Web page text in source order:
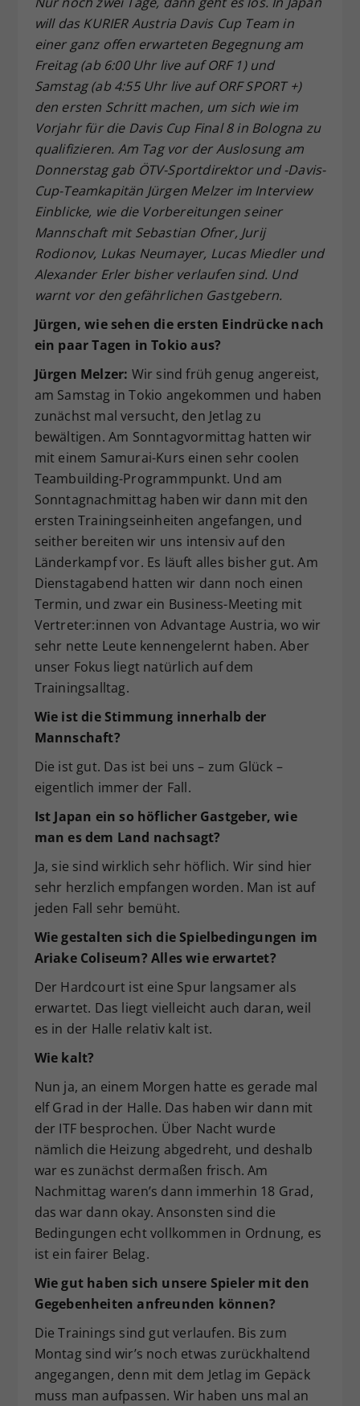
will das KURIER Austria Davis Cup Team in
einer ganz offen erwarteten Begegnung am
Freitag (ab 6:00 Uhr live auf ORF 1) und
Samstag (ab 4:55 Uhr live auf ORF SPORT +)
den ersten Schritt machen, um sich wie im
Vorjahr für die Davis Cup Final 8 in Bologna zu
qualifizieren. Am Tag vor der Auslosung am
Donnerstag gab ÖTV-Sportdirektor und -Davis-
Cup-Teamkapitän Jürgen Melzer im Interview
Einblicke, wie die Vorbereitungen seiner
Mannschaft mit Sebastian Ofner, Jurij
Rodionov, Lukas Neumayer, Lucas Miedler und
Alexander Erler bisher verlaufen sind. Und
warnt vor den gefährlichen Gastgebern.
Jürgen, wie sehen die ersten Eindrücke nach
ein paar Tagen in Tokio aus?
Jürgen Melzer: Wir sind früh genug angereist,
am Samstag in Tokio angekommen und haben
zunächst mal versucht, den Jetlag zu
bewältigen. Am Sonntagvormittag hatten wir
mit einem Samurai-Kurs einen sehr coolen
Teambuilding-Programmpunkt. Und am
Sonntagnachmittag haben wir dann mit den
ersten Trainingseinheiten angefangen, und
seither bereiten wir uns intensiv auf den
Länderkampf vor. Es läuft alles bisher gut. Am
Dienstagabend hatten wir dann noch einen
Termin, und zwar ein Business-Meeting mit
Vertreter:innen von Advantage Austria, wo wir
sehr nette Leute kennengelernt haben. Aber
unser Fokus liegt natürlich auf dem
Trainingsalltag.
Wie ist die Stimmung innerhalb der
Mannschaft?
Die ist gut. Das ist bei uns – zum Glück –
eigentlich immer der Fall.
Ist Japan ein so höflicher Gastgeber, wie
man es dem Land nachsagt?
Ja, sie sind wirklich sehr höflich. Wir sind hier
sehr herzlich empfangen worden. Man ist auf
jeden Fall sehr bemüht.
Wie gestalten sich die Spielbedingungen im
Ariake Coliseum? Alles wie erwartet?
Der Hardcourt ist eine Spur langsamer als
erwartet. Das liegt vielleicht auch daran, weil
es in der Halle relativ kalt ist.
Wie kalt?
Nun ja, an einem Morgen hatte es gerade mal
elf Grad in der Halle. Das haben wir dann mit
der ITF besprochen. Über Nacht wurde
nämlich die Heizung abgedreht, und deshalb
war es zunächst dermaßen frisch. Am
Nachmittag waren’s dann immerhin 18 Grad,
das war dann okay. Ansonsten sind die
Bedingungen echt vollkommen in Ordnung, es
ist ein fairer Belag.
Wie gut haben sich unsere Spieler mit den
Gegebenheiten anfreunden können?
Die Trainings sind gut verlaufen. Bis zum
Montag sind wir’s noch etwas zurückhaltend
angegangen, denn mit dem Jetlag im Gepäck
muss man aufpassen. Wir haben uns mal an
Zweck
Dieser Wert speichert Ihre Consent-
Einstellungen. Unter anderem eine
zufällig generierte ID, für die
historische Speicherung Ihrer
vorgenommen Einstellungen, falls der
Webseiten-Betreiber dies eingestellt
hat.